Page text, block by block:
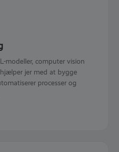
modeller, computer vision
jer med at bygge
processer og